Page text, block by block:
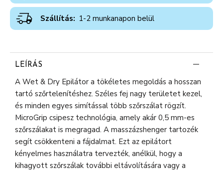
Szállítás: 1-2 munkanapon belül
LEÍRÁS
A Wet & Dry Epilátor a tökéletes megoldás a hosszan
tartó szőrtelenítéshez. Széles fej nagy területet kezel,
és minden egyes simítással több szőrszálat rögzít.
MicroGrip csipesz technológia, amely akár 0,5 mm-es
szőrszálakat is megragad. A masszázshenger tartozék
segít csökkenteni a fájdalmat. Ezt az epilátort
kényelmes használatra tervezték, anélkül, hogy a
kihagyott szőrszálak további eltávolítására vagy a